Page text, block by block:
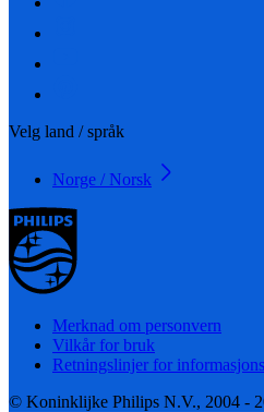
Velg land / språk
Norge / Norsk
Merknad om personvern
Vilkår for bruk
Retningslinjer for
© Koninklijke Philips N.V., 2004 -